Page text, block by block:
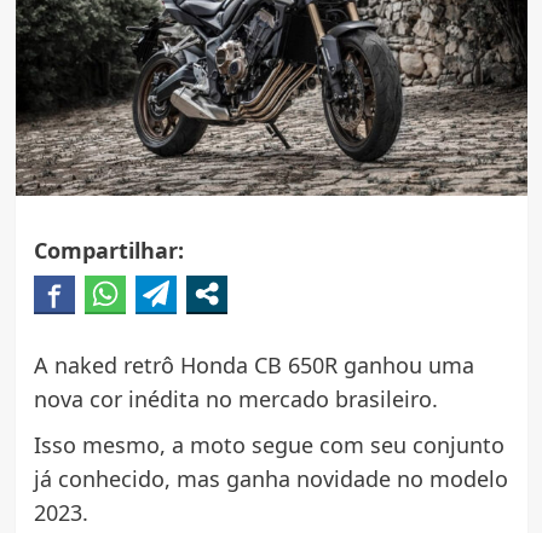
Compartilhar:
A naked retrô Honda CB 650R ganhou uma
nova cor inédita no mercado brasileiro.
Isso mesmo, a moto segue com seu conjunto
já conhecido, mas ganha novidade no modelo
2023.